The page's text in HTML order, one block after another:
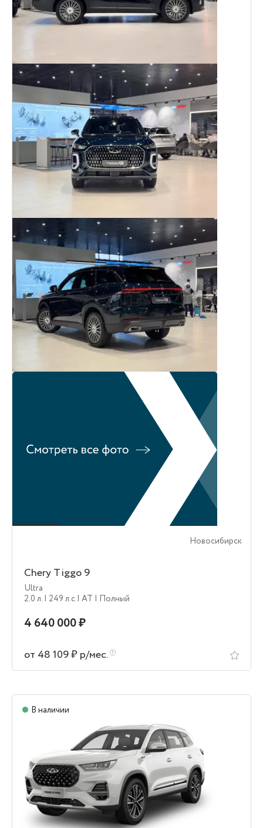
Новосибирск
Chery Tiggo 9
Ultra
2.0 л. | 249 л.c | AT | Полный
4 640 000 ₽
от 48 109 ₽ р/мес.
В наличии